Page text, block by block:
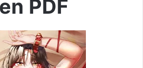
en PDF